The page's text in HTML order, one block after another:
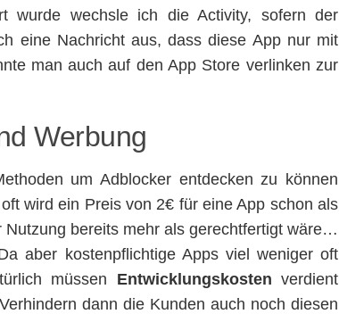
wurde wechsle ich die Activity, sofern der
eine Nachricht aus, dass diese App nur mit
man auch auf den App Store verlinken zur
Werbung
um Adblocker entdecken zu können
wird ein Preis von 2€ für eine App schon als
bereits mehr als gerechtfertigt wäre…
aber kostenpflichtige Apps viel weniger oft
müssen Entwicklungskosten verdient
dann die Kunden auch noch diesen